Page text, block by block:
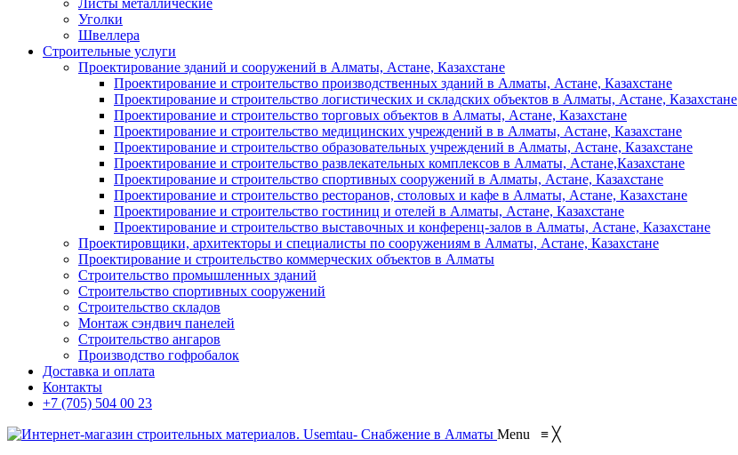
Уголки
Швеллера
Строительные услуги
Проектирование зданий и сооружений в Алматы, Астане, Казахстане
Проектирование и строительство производственных зданий в Алматы, Астане, Казахстане
Проектирование и строительство логистических и складских объектов в Алматы, Астане, Казахстане
Проектирование и строительство торговых объектов в Алматы, Астане, Казахстане
Проектирование и строительство медицинских учреждений в в Алматы, Астане, Казахстане
Проектирование и строительство образовательных учреждений в Алматы, Астане, Казахстане
Проектирование и строительство развлекательных комплексов в Алматы, Астане,Казахстане
Проектирование и строительство спортивных сооружений в Алматы, Астане, Казахстане
Проектирование и строительство ресторанов, столовых и кафе в Алматы, Астане, Казахстане
Проектирование и строительство гостиниц и отелей в Алматы, Астане, Казахстане
Проектирование и строительство выставочных и конференц-залов в Алматы, Астане, Казахстане
Проектировщики, архитекторы и специалисты по сооружениям в Алматы, Астане, Казахстане
Проектирование и строительство коммерческих объектов в Алматы
Строительство промышленных зданий
Строительство спортивных сооружений
Строительство складов
Монтаж сэндвич панелей
Строительство ангаров
Производство гофробалок
Доставка и оплата
Контакты
+7 (705) 504 00 23
Menu ≡ ╳